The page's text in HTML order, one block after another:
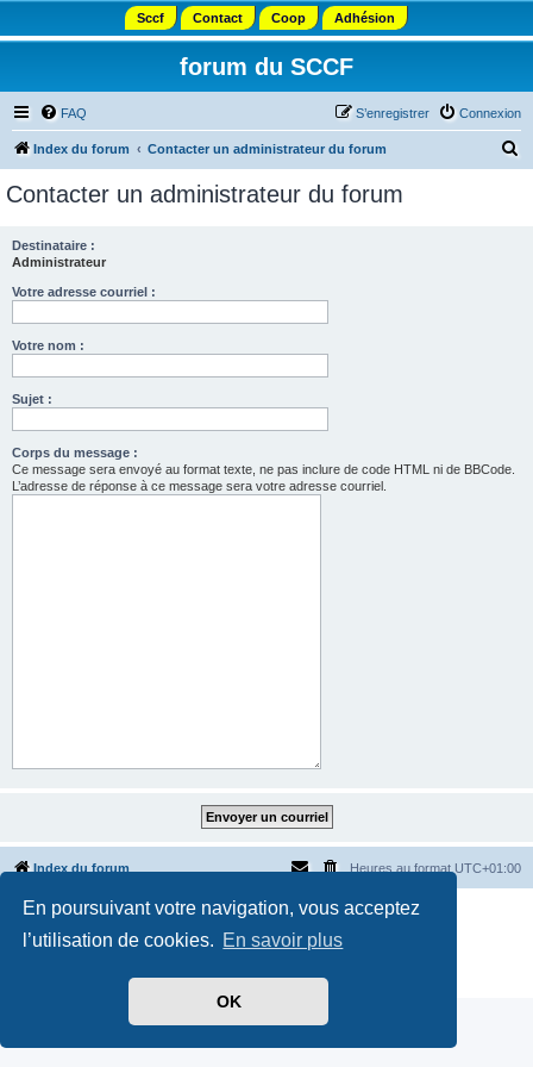
En poursuivant votre navigation, vous acceptez
l’utilisation de cookies. En savoir plus
OK
Sccf Contact Coop Adhésion
forum du SCCF
FAQ Connexion
S’enregistrer
Index du forum Contacter un administrateur du forum
Contacter un administrateur du forum
Destinataire :
Administrateur
Votre adresse courriel :
Votre nom :
Sujet :
Corps du message :
Ce message sera envoyé au format texte, ne pas inclure de code HTML ni de BBCode.
L’adresse de réponse à ce message sera votre adresse courriel.
Index du forum Heures au format UTC+01:00
Développé parphpBB® Forum Software © phpBB Limited
Traduit par
phpBB-fr.com
Style parSide-car club Français